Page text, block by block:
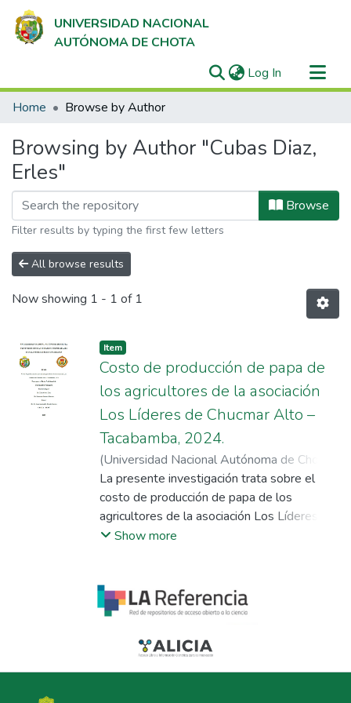
UNIVERSIDAD NACIONAL
AUTÓNOMA DE CHOTA
Log In (current)
Communities & Collections
Home Browse by Author
Browsing by Author "Cubas Diaz,
Erles"
Browse
Filter results by typing the first few letters
All browse results
Now showing 1 - 1 of 1
Item
Costo de producción de papa de
los agricultores de la asociación
Los Líderes de Chucmar Alto –
Tacabamba, 2024.
(Universidad Nacional Autónoma de Chota
2025-08-15)Cubas Diaz, Erles;Guevara
Bercera, Emerson;Tejada Carrera, Jorge
Alejandro
La presente investigación trata sobre el
costo de producción de papa de los
agricultores de la asociación Los Líderes de
Chucmar Alto – Tacabamba. Se planteó
de la asociación Los Líderes de Chucmar
Alto – Tacabamba, 2024. La investigación
experimental-transversal y de enfoque
Show more